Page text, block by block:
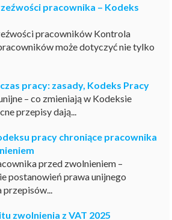
pracownika – Kodeks
pracowników Kontrola
może dotyczyć nie tylko
pracy: zasady, Kodeks Pracy
– co zmieniają w Kodeksie
przepisy dają...
pracy chroniące pracownika
przed zwolnieniem –
postanowień prawa unijnego
zwolnienia z VAT 2025